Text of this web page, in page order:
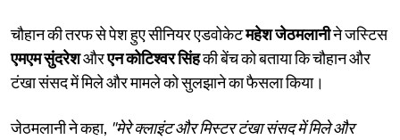
चौहान की तरफ से पेश हुए सीनियर एडवोकेटमहेश जेठमलानीने जस्टिस
एमएम सुंदरेशऔरएन कोटिश्वर सिंहकी बेंच को बताया कि चौहान और
टंखा संसद में मिले और मामले को सुलझाने का फैसला किया।
जेठमलानी ने कहा, "मेरे क्लाइंट और मिस्टर टंखा संसद में मिले और